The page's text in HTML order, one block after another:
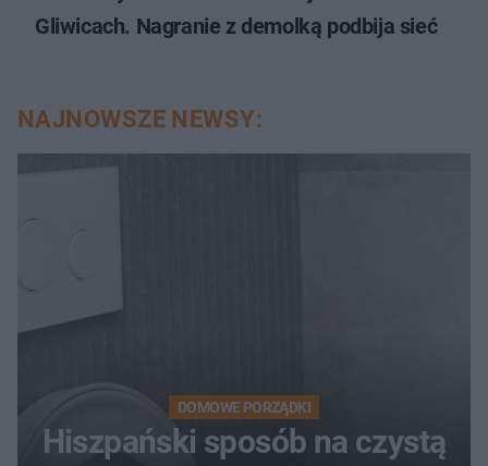
Gliwicach. Nagranie z demolką podbija sieć
NAJNOWSZE NEWSY:
DOMOWE PORZĄDKI
Hiszpański sposób na czystą